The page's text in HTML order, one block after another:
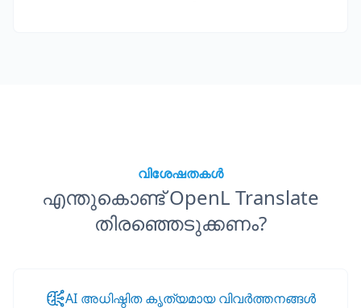
വിശേഷതകൾ
എന്തുകൊണ്ട് OpenL Translate
തിരഞ്ഞെടുക്കണം?
AI അധിഷ്ഠിത കൃത്യമായ വിവർത്തനങ്ങൾ